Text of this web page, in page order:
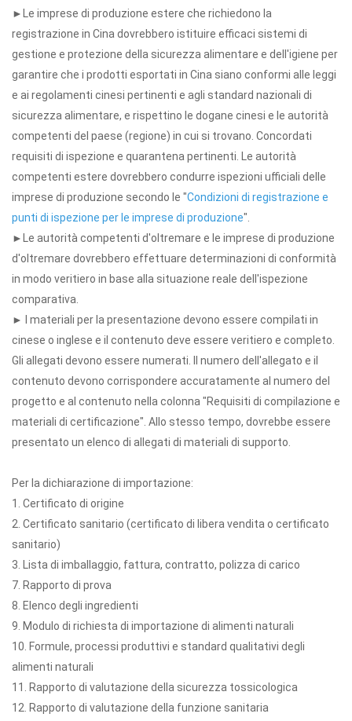
►Le imprese di produzione estere che richiedono la
registrazione in Cina dovrebbero istituire efficaci sistemi di
gestione e protezione della sicurezza alimentare e dell'igiene per
garantire che i prodotti esportati in Cina siano conformi alle leggi
e ai regolamenti cinesi pertinenti e agli standard nazionali di
sicurezza alimentare, e rispettino le dogane cinesi e le autorità
competenti del paese (regione) in cui si trovano. Concordati
requisiti di ispezione e quarantena pertinenti. Le autorità
competenti estere dovrebbero condurre ispezioni ufficiali delle
imprese di produzione secondo le "Condizioni di registrazione e
punti di ispezione per le imprese di produzione".
►Le autorità competenti d'oltremare e le imprese di produzione
d'oltremare dovrebbero effettuare determinazioni di conformità
in modo veritiero in base alla situazione reale dell'ispezione
comparativa.
► I materiali per la presentazione devono essere compilati in
cinese o inglese e il contenuto deve essere veritiero e completo.
Gli allegati devono essere numerati. Il numero dell'allegato e il
contenuto devono corrispondere accuratamente al numero del
progetto e al contenuto nella colonna "Requisiti di compilazione e
materiali di certificazione". Allo stesso tempo, dovrebbe essere
presentato un elenco di allegati di materiali di supporto.
Per la dichiarazione di importazione:
1. Certificato di origine
2. Certificato sanitario (certificato di libera vendita o certificato
sanitario)
3. Lista di imballaggio, fattura, contratto, polizza di carico
7. Rapporto di prova
8. Elenco degli ingredienti
9. Modulo di richiesta di importazione di alimenti naturali
10. Formule, processi produttivi e standard qualitativi degli
alimenti naturali
11. Rapporto di valutazione della sicurezza tossicologica
12. Rapporto di valutazione della funzione sanitaria